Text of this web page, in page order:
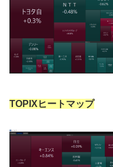
TOPIXヒートマップ